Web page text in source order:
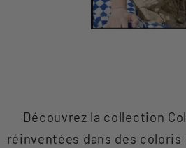
Découvrez la collection
réinventées dans des